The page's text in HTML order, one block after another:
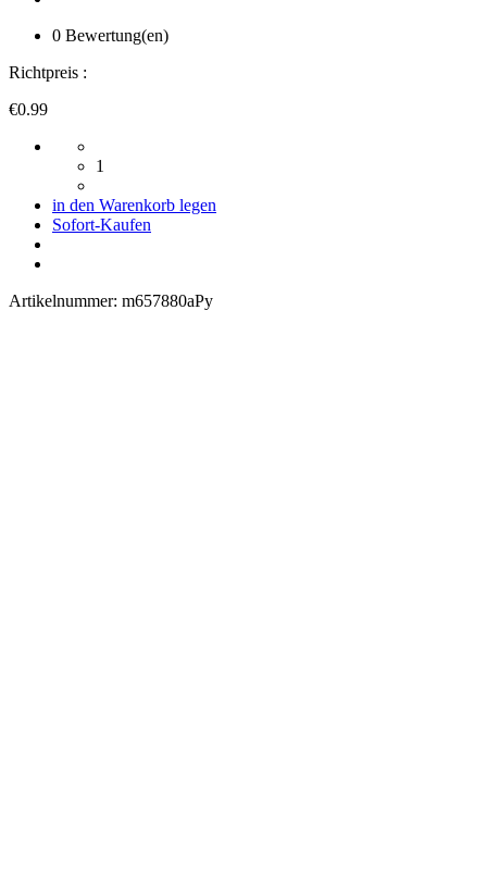
0 Bewertung(en)
Richtpreis :
€0.99
1
in den Warenkorb legen
Sofort-Kaufen
Artikelnummer: m657880aPy